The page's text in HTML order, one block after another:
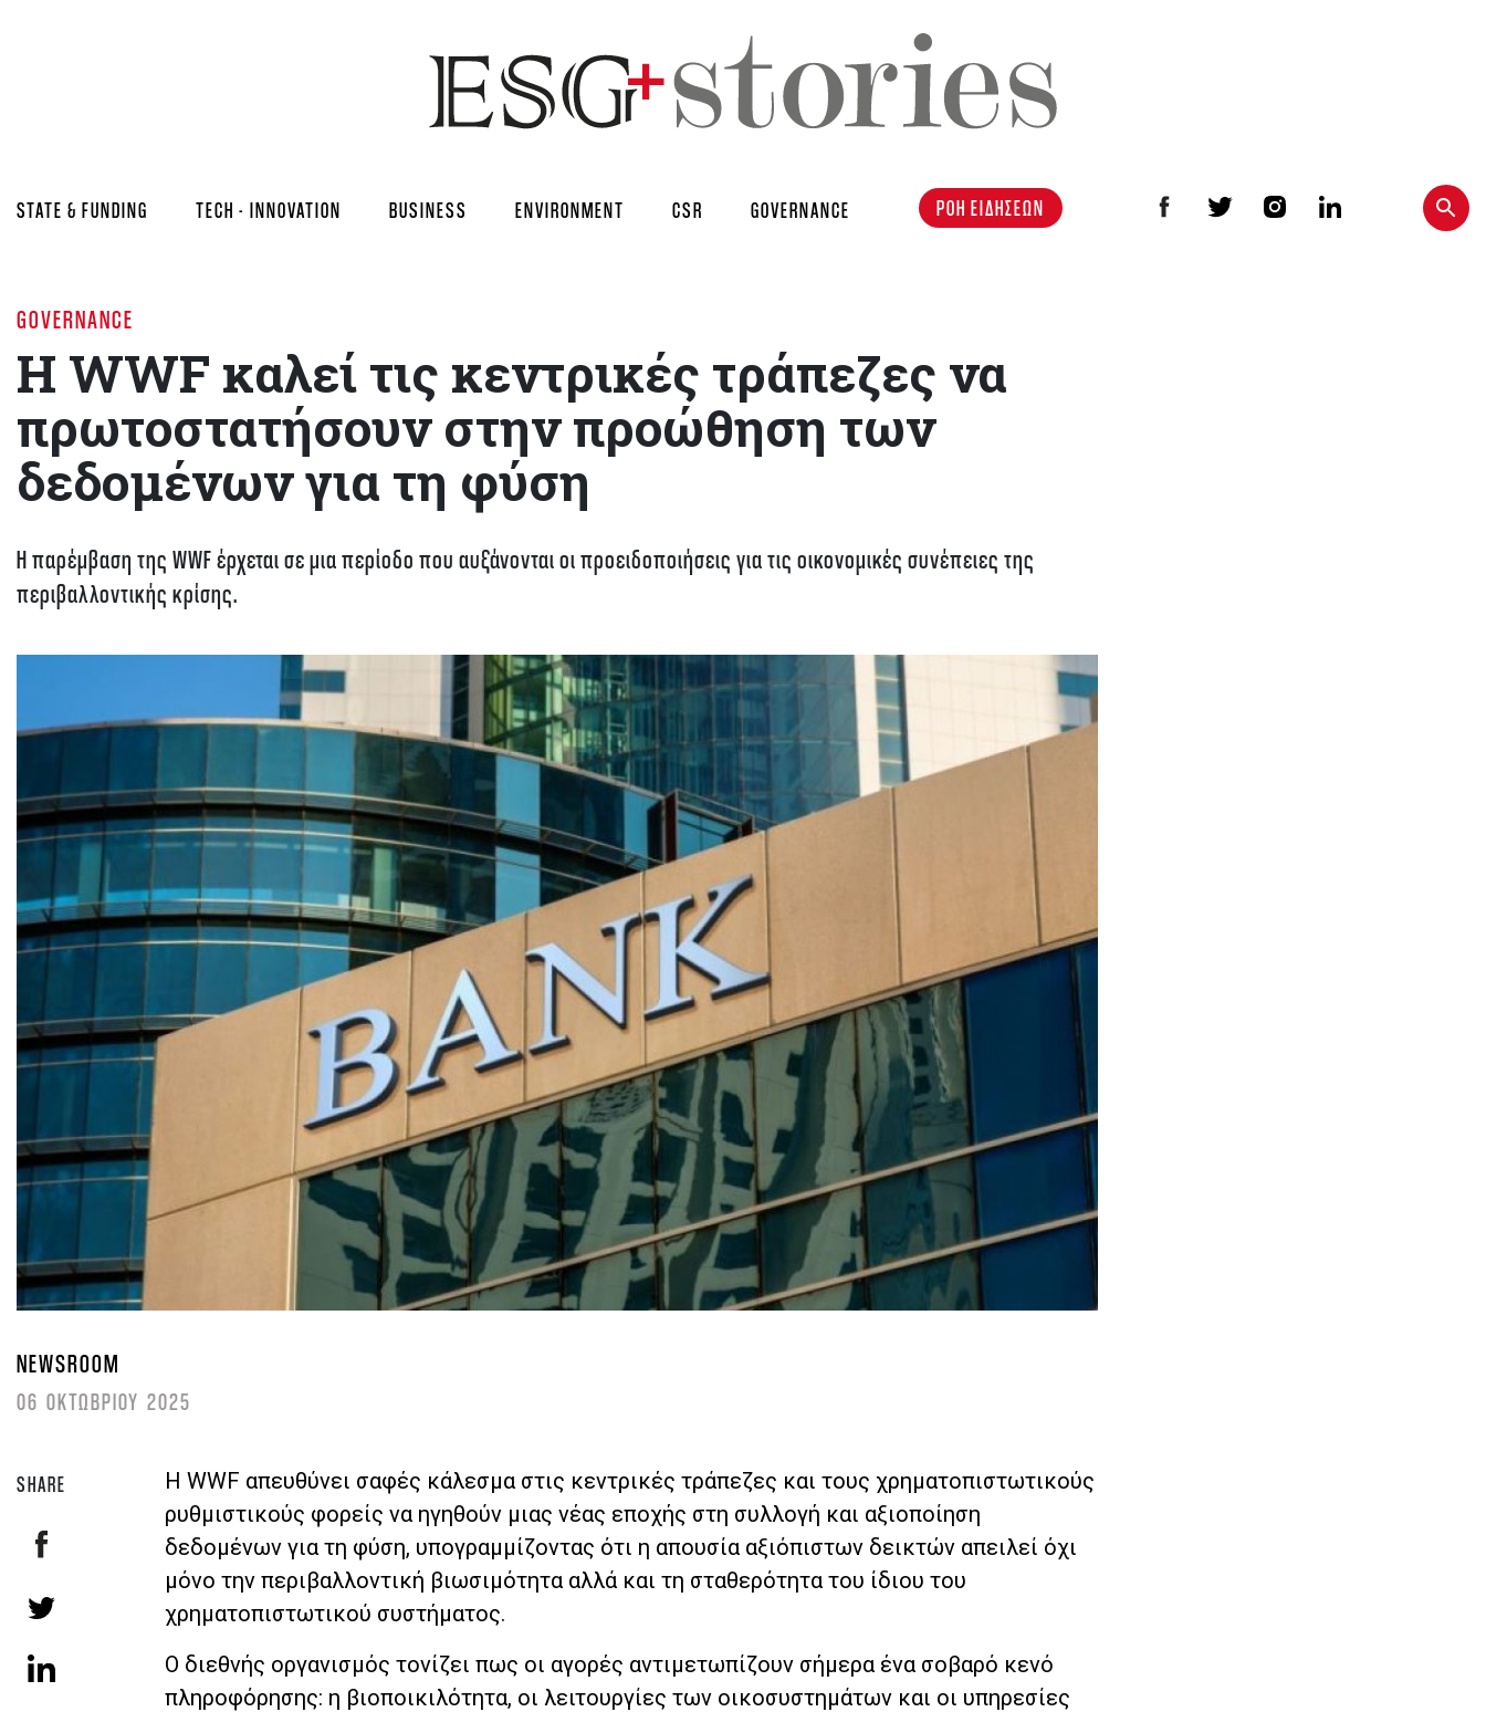
STATE & FUNDING TECH - INNOVATION BUSINESS ENVIRONMENT CSR GOVERNANCE ΡΟΗ ΕΙΔΗΣΕΩΝ
GOVERNANCE
Η WWF καλεί τις κεντρικές τράπεζες να
πρωτοστατήσουν στην προώθηση των
δεδομένων για τη φύση
Η παρέμβαση της WWF έρχεται σε μια περίοδο που αυξάνονται οι προειδοποιήσεις για τις οικονομικές συνέπειες της
περιβαλλοντικής κρίσης.
NEWSROOM
06 ΟΚΤΩΒΡΙΟΥ 2025
SHARE
Η WWF απευθύνει σαφές κάλεσμα στις κεντρικές τράπεζες και τους χρηματοπιστωτικούς
ρυθμιστικούς φορείς να ηγηθούν μιας νέας εποχής στη συλλογή και αξιοποίηση
δεδομένων για τη φύση, υπογραμμίζοντας ότι η απουσία αξιόπιστων δεικτών απειλεί όχι
μόνο την περιβαλλοντική βιωσιμότητα αλλά και τη σταθερότητα του ίδιου του
χρηματοπιστωτικού συστήματος.
Ο διεθνής οργανισμός τονίζει πως οι αγορές αντιμετωπίζουν σήμερα ένα σοβαρό κενό
πληροφόρησης: η βιοποικιλότητα, οι λειτουργίες των οικοσυστημάτων και οι υπηρεσίες